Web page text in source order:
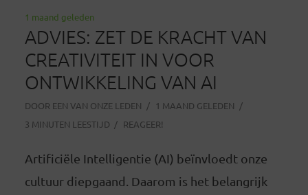
1 maand geleden
ADVIES: ZET DE KRACHT VAN
CREATIVITEIT IN VOOR
ONTWIKKELING VAN AI
DOOR EEN VAN ONZE LEDEN
1 MAAND GELEDEN
3 MINUTEN LEESTIJD
REAGEER!
Artificiële Intelligentie (AI) beïnvloedt onze
cultuur diepgaand. Daarom is het belangrijk